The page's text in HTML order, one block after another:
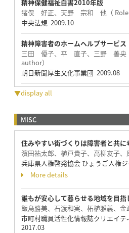
精神保健福祉白書2010年版
猪俣 好正、天野 宗和 他（ Role
中央法規 2009.10
精神障害者のホームヘルプサービス
三田 優子、平 直子、三野 善央
author）
朝日新聞厚生文化事業団 2009.08
▼display all
MISC
住みやすい街づくりは障害者と共に
濱田祐太郎、植戸貴子、高柳友子、
兵庫県人権啓発協会 ひょうご人権
More details
誰もが安心して暮らせる地域を目指
飯島勝美、石渡和実、柘植雅義、
市町村職員活性化情報誌クリエイ
2017.03